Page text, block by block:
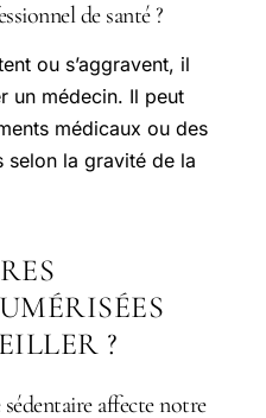
de santé ?
ou s’aggravent, il
un médecin. Il peut
médicaux ou des
selon la gravité de la
?
affecte notre